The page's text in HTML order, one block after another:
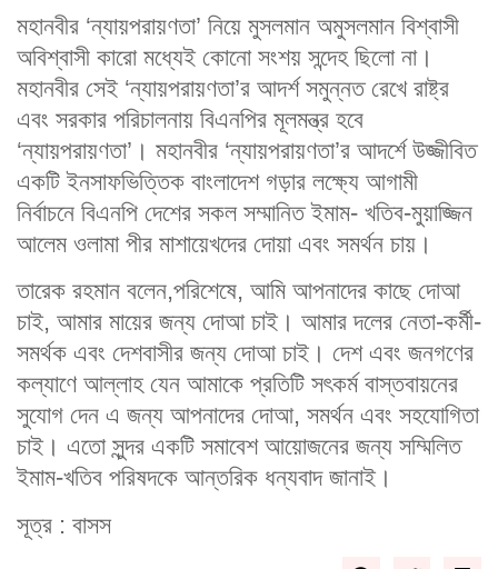
মহানবীর ‘ন্যায়পরায়ণতা’ নিয়ে মুসলমান অমুসলমান বিশ্বাসী
অবিশ্বাসী কারো মধ্যেই কোনো সংশয় সন্দেহ ছিলো না।
মহানবীর সেই ‘ন্যায়পরায়ণতা’র আদর্শ সমুন্নত রেখে রাষ্ট্র
এবং সরকার পরিচালনায় বিএনপির মূলমন্ত্র হবে
‘ন্যায়পরায়ণতা’। মহানবীর ‘ন্যায়পরায়ণতা’র আদর্শে উজ্জীবিত
একটি ইনসাফভিত্তিক বাংলাদেশ গড়ার লক্ষ্যে আগামী
নির্বাচনে বিএনপি দেশের সকল সম্মানিত ইমাম- খতিব-মুয়াজ্জিন
আলেম ওলামা পীর মাশায়েখদের দোয়া এবং সমর্থন চায়।
তারেক রহমান বলেন,পরিশেষে, আমি আপনাদের কাছে দোআ
চাই, আমার মায়ের জন্য দোআ চাই। আমার দলের নেতা-কর্মী-
সমর্থক এবং দেশবাসীর জন্য দোআ চাই। দেশ এবং জনগণের
কল্যাণে আল্লাহ যেন আমাকে প্রতিটি সৎকর্ম বাস্তবায়নের
সুযোগ দেন এ জন্য আপনাদের দোআ, সমর্থন এবং সহযোগিতা
চাই। এতো সুন্দর একটি সমাবেশ আয়োজনের জন্য সম্মিলিত
ইমাম-খতিব পরিষদকে আন্তরিক ধন্যবাদ জানাই।
সূত্র : বাসস